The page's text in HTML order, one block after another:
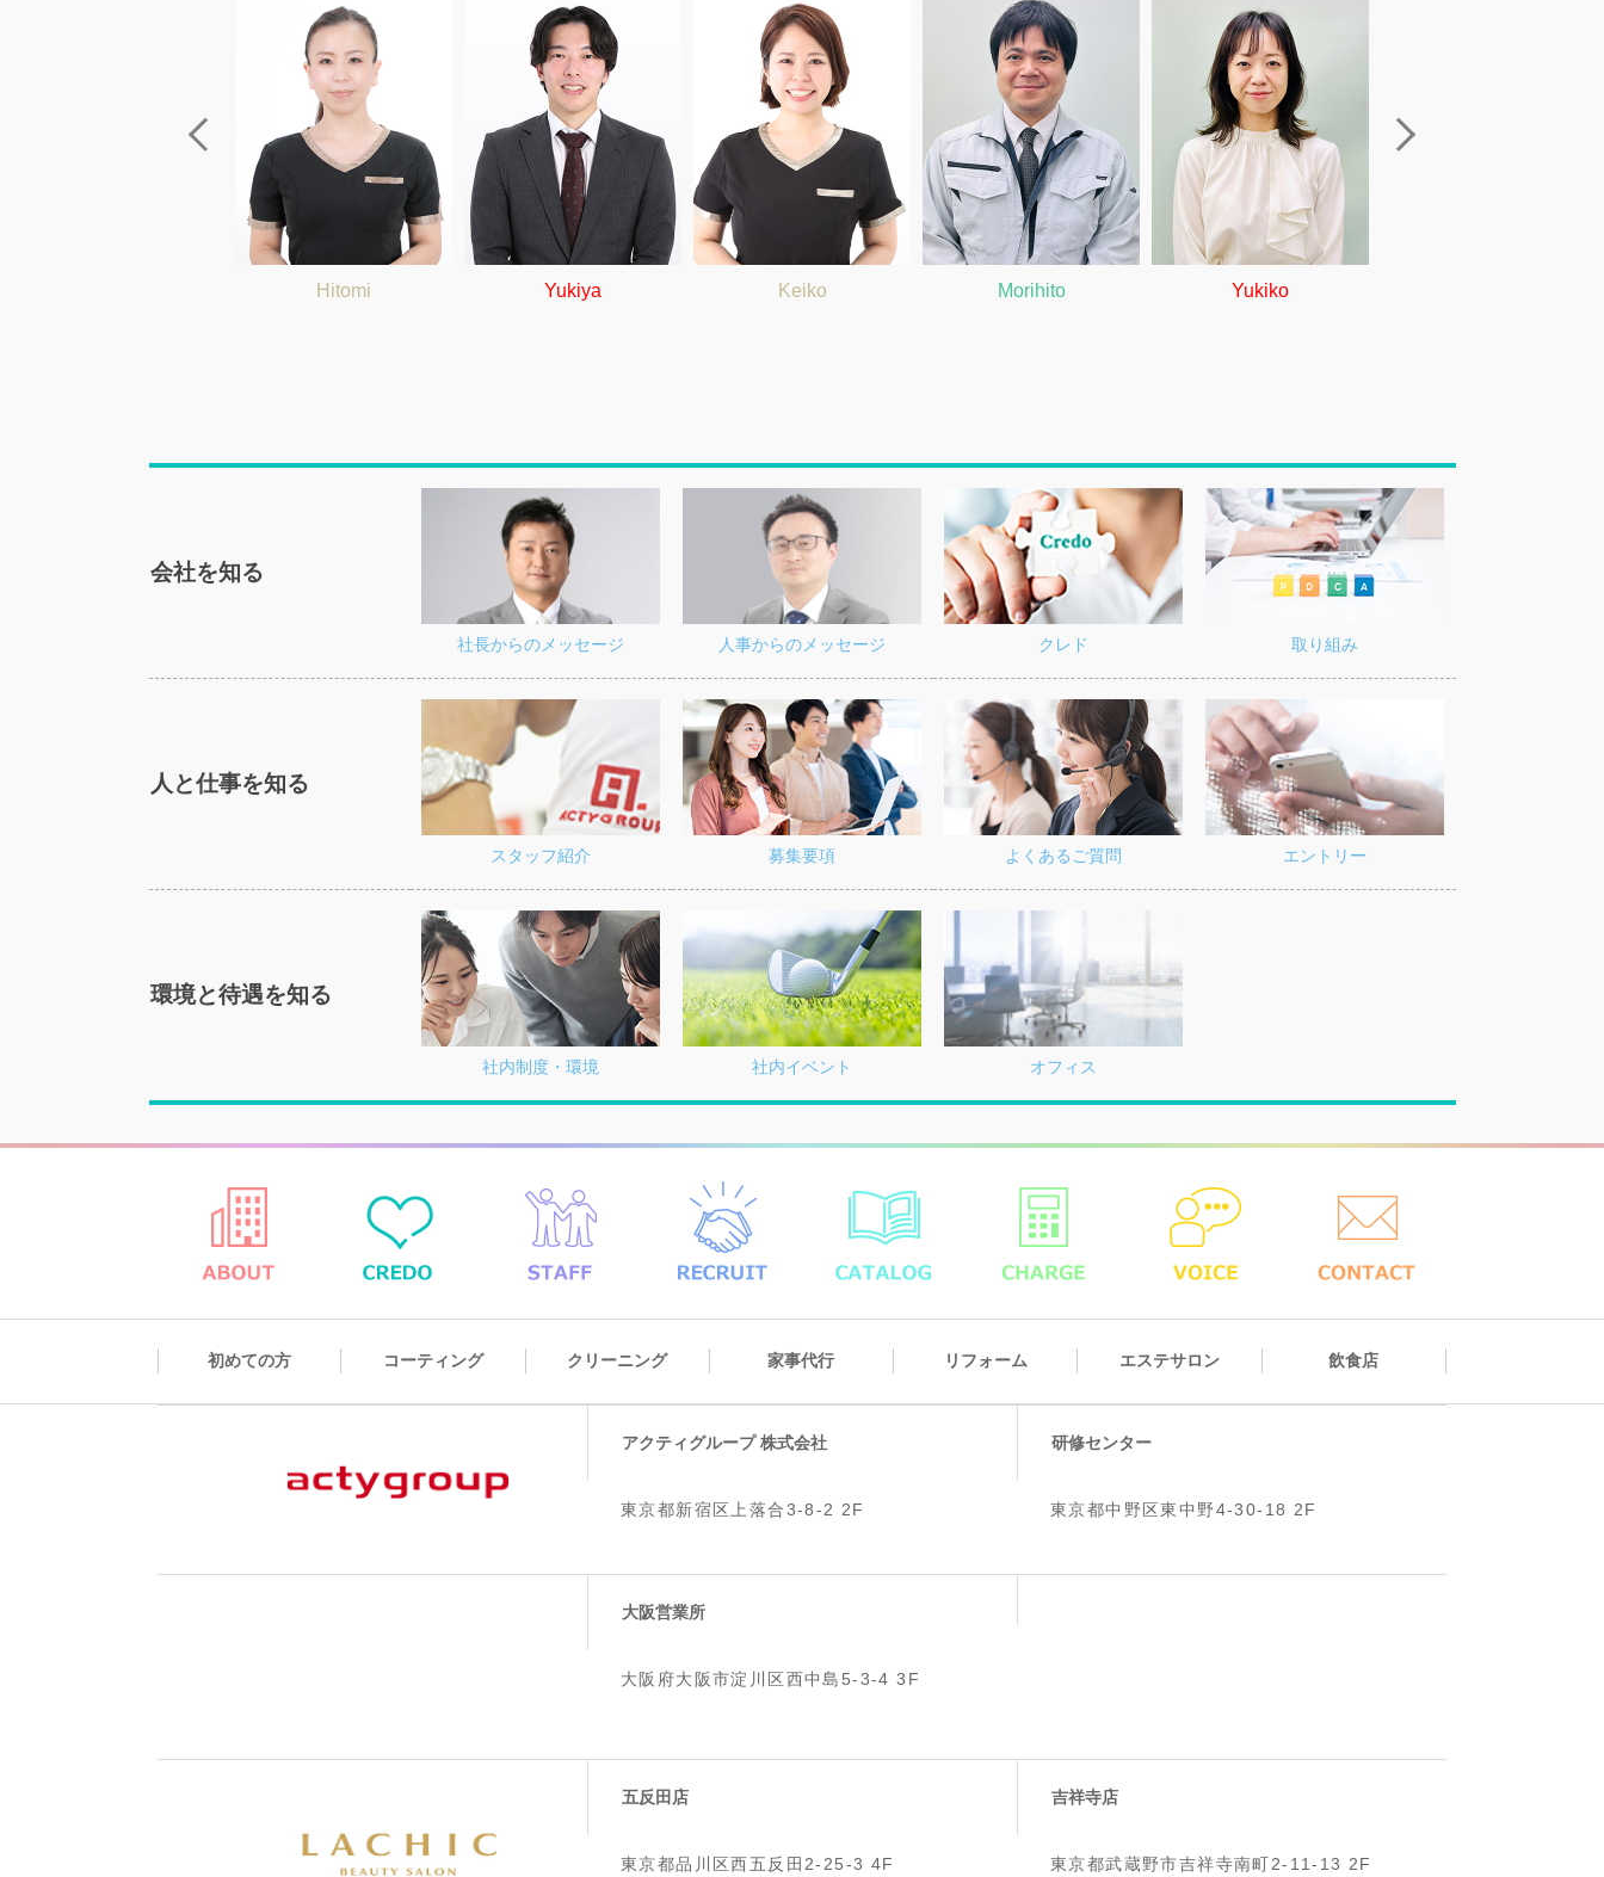
アクティグループで働く醍醐味は、なんと言っても「まずはや
ってみよう！」から始まることです。入社時は営業職を希望し
ていましたが、施工の魅力とキレイにする楽しさを感じて、志
願して施工職に移動しました。現在は法人の店舗営業も兼務し
ています。これも会社からの指示ではなく、自分自身で興味が
あって兼務を希望しました。やってみたいことを積極的に活動
できるのもアクティグループの魅力の一つだと思います。
ので1日が本当に早く感じられます。お客様の期待以上の仕事
ができ、お客様の喜んでいる姿を目にした時は感無量になれま
す。毎日新しい出会いがあり感謝の言葉をいただける仕事なの
で、一人でも多くの方にコーティングの良さを知っていただき
たいと思います。
Hitomi Yukiya Keiko Morihito Yukiko
会社を知る
社長からの メッセージ 人事からの メッセージ クレド 取り組み
人と仕事を知る
スタッフ紹介 募集要項 よくあるご質問 エントリー
環境と待遇を知る
社内制度・環境 社内イベント オフィス
初めての方 コーティング クリーニング 家事代行 リフォーム エステサロン 飲食店
アクティグループ 株式会社
東京都新宿区上落合3-8-2 2F
研修センター
東京都中野区東中野4-30-18 2F
大阪営業所
大阪府大阪市淀川区西中島5-3-4 3F
五反田店
東京都品川区西五反田2-25-3 4F
吉祥寺店
東京都武蔵野市吉祥寺南町2-11-13 2F